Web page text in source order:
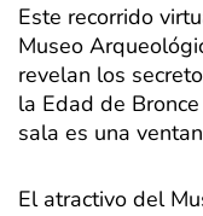
Este recorrido
Museo
revelan los
la Edad de
sala es una
El atractivo del